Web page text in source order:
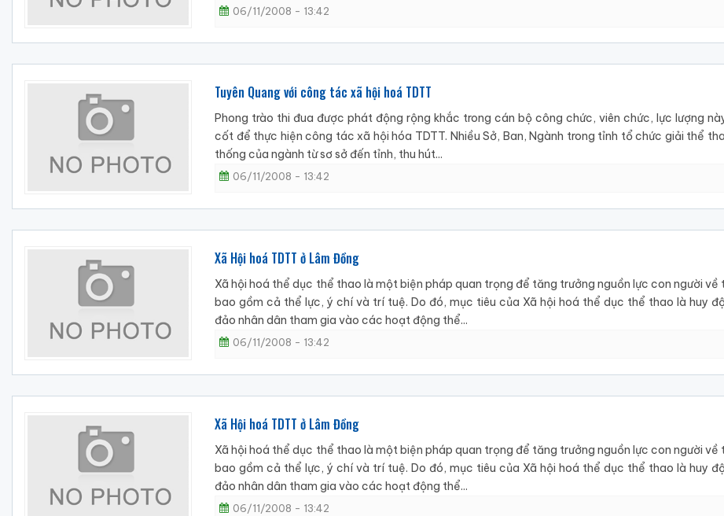
06/11/2008 - 13:42
Tuyên Quang với công tác xã hội hoá TDTT
Phong trào thi đua được phát động rộng khắc trong cán bộ công chức, viên chức, lực lượng
cốt để thực hiện công tác xã hội hóa TDTT. Nhiều Sở, Ban, Ngành trong tỉnh tổ chức giải thể
thống của ngành từ sơ sở đến tỉnh, thu hút...
06/11/2008 - 13:42
Xã Hội hoá TDTT ở Lâm Đồng
Xã hội hoá thể dục thể thao là một biện pháp quan trọng để tăng trưởng nguồn lực con người về
bao gồm cả thể lực, ý chí và trí tuệ. Do đó, mục tiêu của Xã hội hoá thể dục thể thao là huy
đảo nhân dân tham gia vào các hoạt động thể...
06/11/2008 - 13:42
Xã Hội hoá TDTT ở Lâm Đồng
Xã hội hoá thể dục thể thao là một biện pháp quan trọng để tăng trưởng nguồn lực con người về
bao gồm cả thể lực, ý chí và trí tuệ. Do đó, mục tiêu của Xã hội hoá thể dục thể thao là huy
đảo nhân dân tham gia vào các hoạt động thể...
06/11/2008 - 13:42